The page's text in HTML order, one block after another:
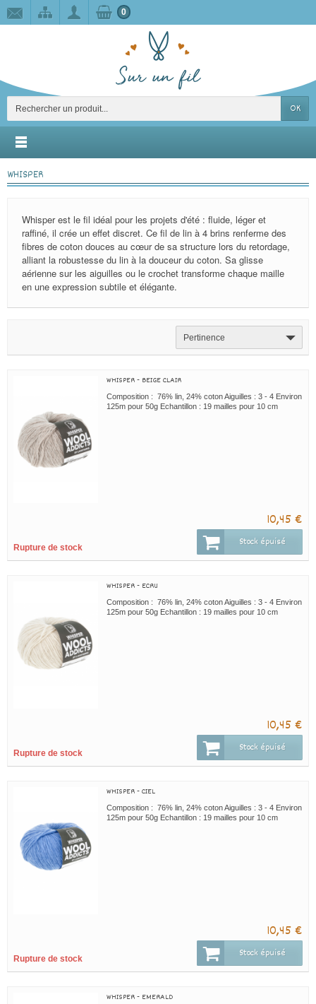
OK
0
WHISPER
Whisper est le fil idéal pour les projets d'été : fluide, léger et
raffiné, il crée un effet discret. Ce fil de lin à 4 brins renferme des
fibres de coton douces au cœur de sa structure lors du retordage,
alliant la robustesse du lin à la douceur du coton. Sa glisse
aérienne sur les aiguilles ou le crochet transforme chaque maille
en une expression subtile et élégante.
Pertinence
WHISPER - BEIGE CLAIR
Composition : 76% lin, 24% coton Aiguilles : 3 - 4 Environ
125m pour 50g Echantillon : 19 mailles pour 10 cm
10,45 €
Rupture de stock Stock épuisé
WHISPER - ECRU
Composition : 76% lin, 24% coton Aiguilles : 3 - 4 Environ
125m pour 50g Echantillon : 19 mailles pour 10 cm
10,45 €
Rupture de stock Stock épuisé
WHISPER - CIEL
Composition : 76% lin, 24% coton Aiguilles : 3 - 4 Environ
125m pour 50g Echantillon : 19 mailles pour 10 cm
10,45 €
Rupture de stock Stock épuisé
WHISPER - EMERALD